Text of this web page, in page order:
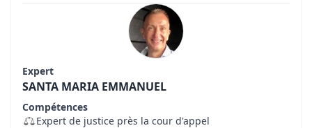
Expert
SANTA MARIA EMMANUEL
Compétences
Expert de justice près la cour d'appel